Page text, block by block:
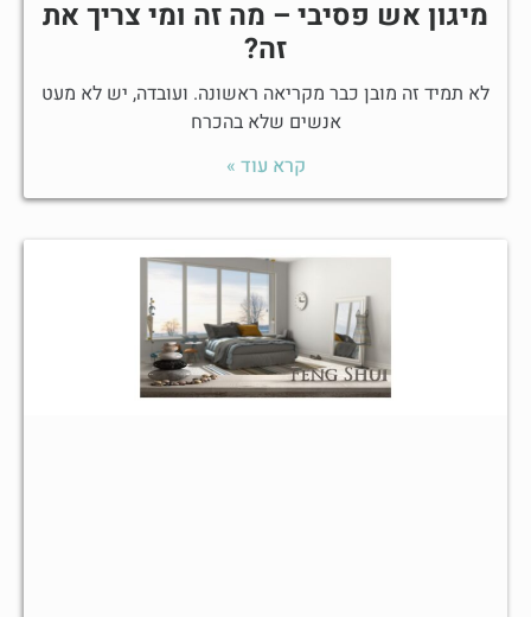
מיגון אש פסיבי – מה זה ומי צריך את
זה?
לא תמיד זה מובן כבר מקריאה ראשונה. ועובדה, יש לא מעט
אנשים שלא בהכרח
קרא עוד »